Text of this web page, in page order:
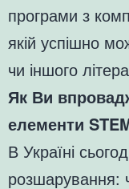
програми з
якій успішно
чи іншого
Як Ви
елементи
В Україні
розшарування: